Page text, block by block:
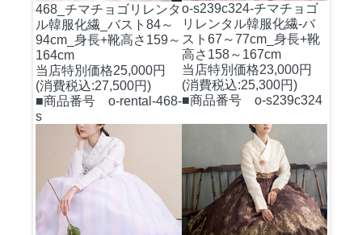
468_チマチョゴリレンタ
ル韓服化繊_バスト84～
94cm_身長+靴高さ159～
164cm
当店特別価格25,000円
(消費税込:27,500円)
■商品番号 o-rental-468-
s
o-s239c324-チマチョゴ
リレンタル韓服化繊-バ
スト67～77cm_身長+靴
高さ158～167cm
当店特別価格23,000円
(消費税込:25,300円)
■商品番号 o-s239c324